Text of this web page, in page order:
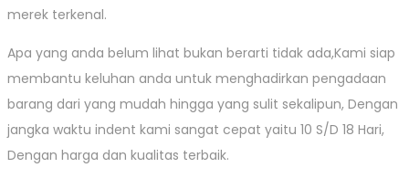
merek terkenal.
Apa yang anda belum lihat bukan berarti tidak ada,Kami siap
membantu keluhan anda untuk menghadirkan pengadaan
barang dari yang mudah hingga yang sulit sekalipun, Dengan
jangka waktu indent kami sangat cepat yaitu 10 S/D 18 Hari,
Dengan harga dan kualitas terbaik.